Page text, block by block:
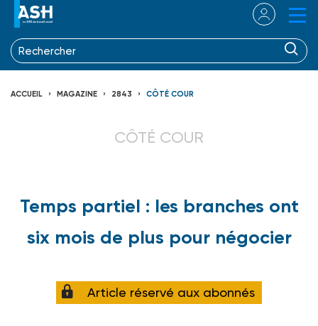
ACCUEIL MAGAZINE 2843 CÔTÉ COUR
CÔTÉ COUR
Temps partiel : les branches ont
six mois de plus pour négocier
Article réservé aux abonnés